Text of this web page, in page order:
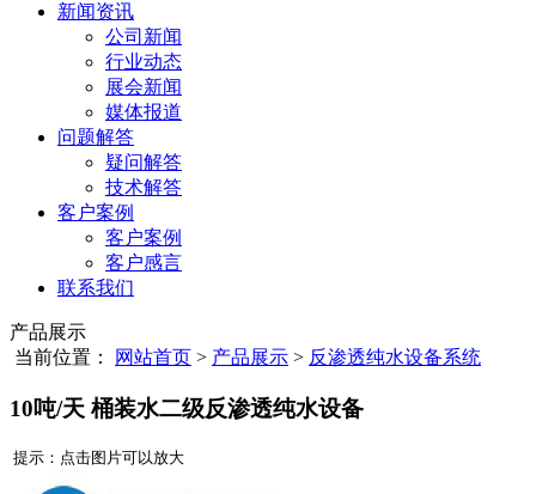
新闻资讯
公司新闻
行业动态
展会新闻
媒体报道
问题解答
疑问解答
技术解答
客户案例
客户案例
客户感言
联系我们
产品展示
当前位置：
网站首页 > 产品展示 > 反渗透纯水设备系统
10吨/天 桶装水二级反渗透纯水设备
提示：点击图片可以放大